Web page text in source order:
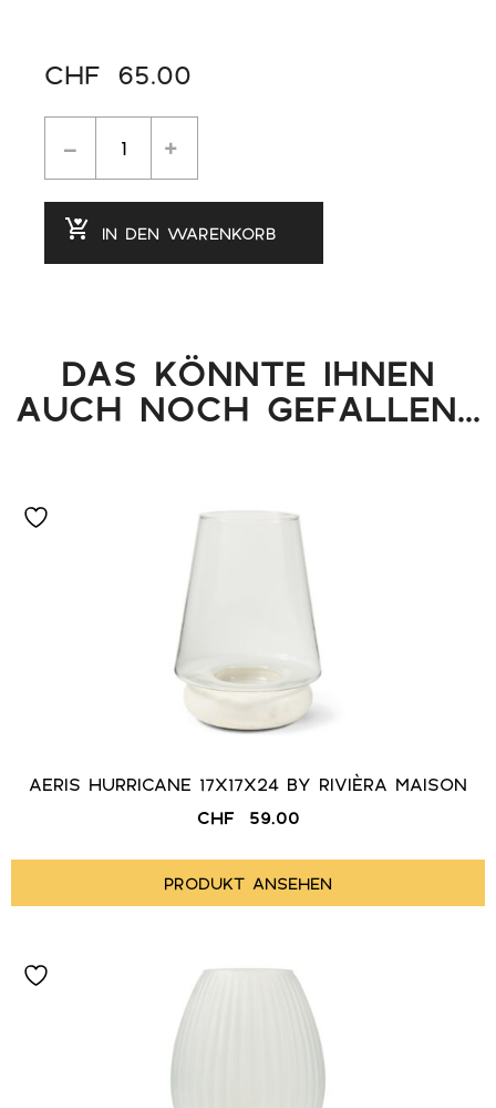
CHF 65.00
IN DEN WARENKORB
DAS KÖNNTE IHNEN
AUCH NOCH GEFALLEN...
AERIS HURRICANE 17X17X24 BY RIVIÈRA MAISON
CHF
59.00
PRODUKT ANSEHEN